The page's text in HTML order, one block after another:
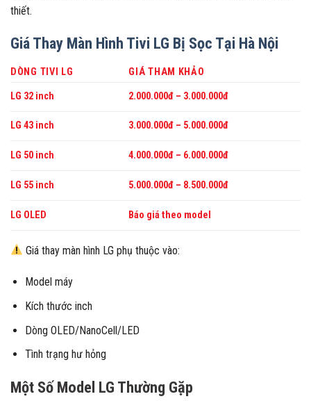
thiết.
Giá Thay Màn Hình Tivi LG Bị Sọc Tại Hà Nội
DÒNG TIVI LG GIÁ THAM KHẢO
LG 32 inch 2.000.000đ – 3.000.000đ
LG 43 inch 3.000.000đ – 5.000.000đ
LG 50 inch 4.000.000đ – 6.000.000đ
LG 55 inch 5.000.000đ – 8.500.000đ
LG OLED Báo giá theo model
Giá thay màn hình LG phụ thuộc vào:
Model máy
Kích thước inch
Dòng OLED/NanoCell/LED
Tình trạng hư hỏng
Một Số Model LG Thường Gặp